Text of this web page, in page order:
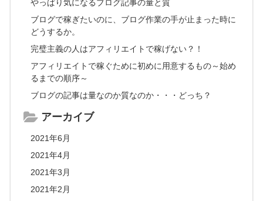
やっぱり気になるブログ記事の量と質
ブログで稼ぎたいのに、ブログ作業の手が止まった時に
どうするか。
完璧主義の人はアフィリエイトで稼げない？！
アフィリエイトで稼ぐために初めに用意するもの～始め
るまでの順序～
ブログの記事は量なのか質なのか・・・どっち？
アーカイブ
2021年6月
2021年4月
2021年3月
2021年2月